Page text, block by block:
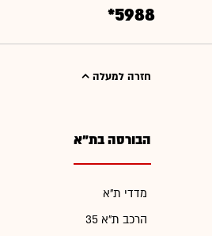
*5988
חזרה למעלה
הבורסה בת"א
מדדי ת"א
הרכב ת"א 35